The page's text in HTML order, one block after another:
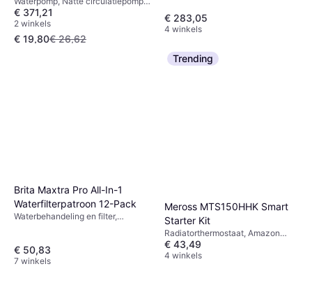
Geberit Bodemventiel voor
opbouwreservoir type 140.3x
240428001
€ 19,80€ 26,62
Maximale druk: 6 bar
€ 371,21
2 winkels
€ 283,05
4 winkels
Brita Maxtra Pro All-In-1
Waterfilterpatroon 12-Pack
Waterbehandeling en filter,
€ 50,83
7 winkels
Trending
Meross MTS150HHK Smart
Starter Kit
Radiatorthermostaat, Amazon
Alexa, Google Assistant, Apple Siri
€ 43,49
4 winkels